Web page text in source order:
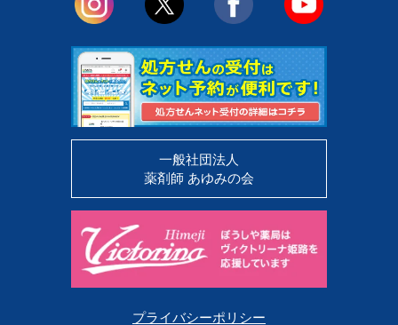
一般社団法人
薬剤師 あゆみの会
プライバシーポリシー